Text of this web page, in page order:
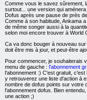
Comme vous le savez sûrement,
surtout... une version qui
Dofus après une pause de près
Comme à son habitude, Ankama
de même songer aussi à la
selon moi encore trouver à World
Ca va donc bouger à nouveau
doit être mis à jour, et peut-être
Pour commencer, je
menu de gauche : l'abonnement
l'abonnement :) C'est gratuit,
y retrouverez une liste d'action à
nombre de dofus points sur votre
l'abonnement dofus. Bien
une action ;)